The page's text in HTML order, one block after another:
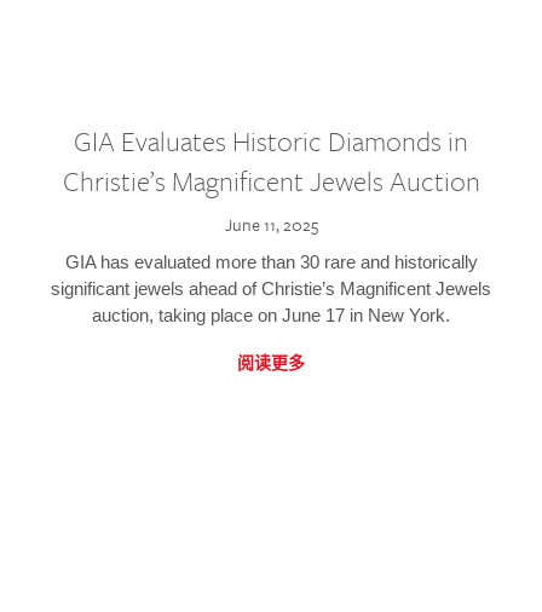
GIA Evaluates Historic Diamonds in
Christie’s Magnificent Jewels Auction
June 11, 2025
GIA has evaluated more than 30 rare and historically
significant jewels ahead of Christie’s Magnificent Jewels
auction, taking place on June 17 in New York.
阅读更多